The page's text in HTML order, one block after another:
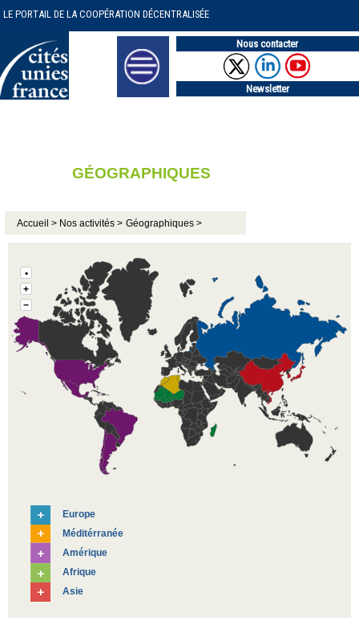
LE PORTAIL DE LA COOPÉRATION DÉCENTRALISÉE
Nous contacter
Newsletter
GÉOGRAPHIQUES
Accueil > Nos activités > Géographiques >
•
+
−
Europe
Méditérranée
Amérique
Afrique
Asie